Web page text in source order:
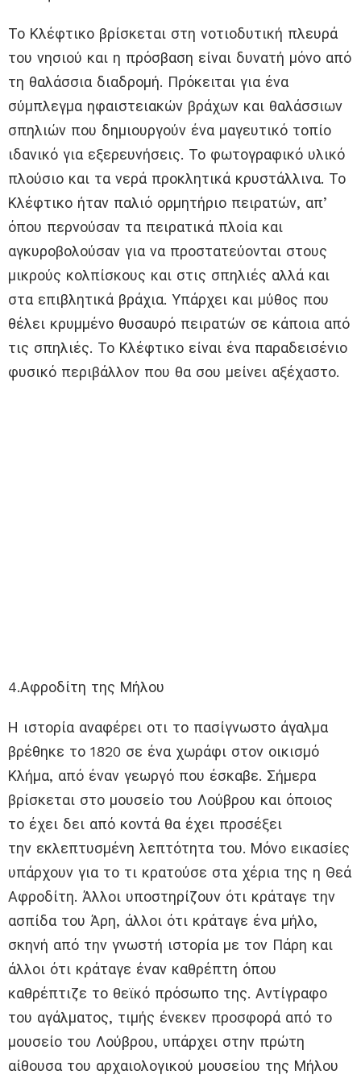
Το Κλέφτικο βρίσκεται στη νοτιοδυτική πλευρά
του νησιού και η πρόσβαση είναι δυνατή μόνο από
τη θαλάσσια διαδρομή. Πρόκειται για ένα
σύμπλεγμα ηφαιστειακών βράχων και θαλάσσιων
σπηλιών που δημιουργούν ένα μαγευτικό τοπίο
ιδανικό για εξερευνήσεις. Το φωτογραφικό υλικό
πλούσιο και τα νερά προκλητικά κρυστάλλινα. Το
Κλέφτικο ήταν παλιό ορμητήριο πειρατών, απ’
όπου περνούσαν τα πειρατικά πλοία και
αγκυροβολούσαν για να προστατεύονται στους
μικρούς κολπίσκους και στις σπηλιές αλλά και
στα επιβλητικά βράχια. Υπάρχει και μύθος που
θέλει κρυμμένο θυσαυρό πειρατών σε κάποια από
τις σπηλιές. Το Κλέφτικο είναι ένα παραδεισένιο
φυσικό περιβάλλον που θα σου μείνει αξέχαστο.
4.Αφροδίτη της Μήλου
Η ιστορία αναφέρει οτι το πασίγνωστο άγαλμα
βρέθηκε το 1820 σε ένα χωράφι στον οικισμό
Κλήμα, από έναν γεωργό που έσκαβε. Σήμερα
βρίσκεται στο μουσείο του Λούβρου και όποιος
το έχει δει από κοντά θα έχει προσέξει
την εκλεπτυσμένη λεπτότητα του. Μόνο εικασίες
υπάρχουν για το τι κρατούσε στα χέρια της η Θεά
Αφροδίτη. Άλλοι υποστηρίζουν ότι κράταγε την
ασπίδα του Άρη, άλλοι ότι κράταγε ένα μήλο,
σκηνή από την γνωστή ιστορία με τον Πάρη και
άλλοι ότι κράταγε έναν καθρέπτη όπου
καθρέπτιζε το θεϊκό πρόσωπο της. Αντίγραφο
του αγάλματος, τιμής ένεκεν προσφορά από το
μουσείο του Λούβρου, υπάρχει στην πρώτη
αίθουσα του αρχαιολογικού μουσείου της Μήλου